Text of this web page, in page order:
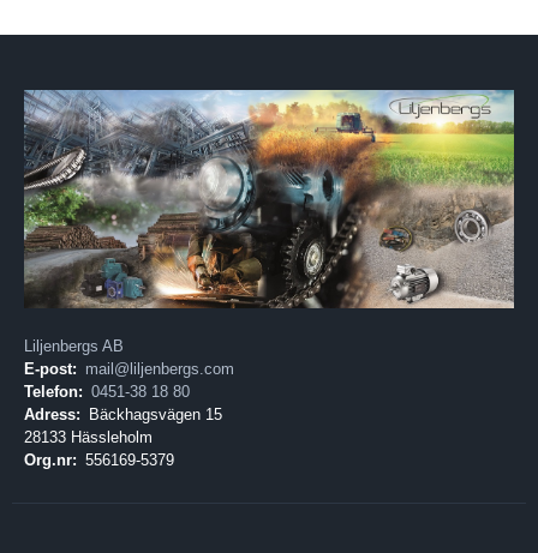
Liljenbergs AB
E-post: mail@liljenbergs.com
Telefon: 0451-38 18 80
Adress: Bäckhagsvägen 15
28133 Hässleholm
Org.nr: 556169-5379